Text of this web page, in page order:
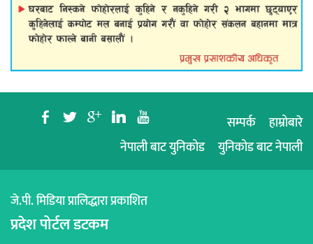
b a c j r सम्पर्क
हाम्रोबारे
नेपाली बाट युनिकोड
युनिकोड बाट नेपाली
जे.पी. मिडिया प्रालिद्धारा प्रकाशित
प्रदेश पोर्टल डटकम